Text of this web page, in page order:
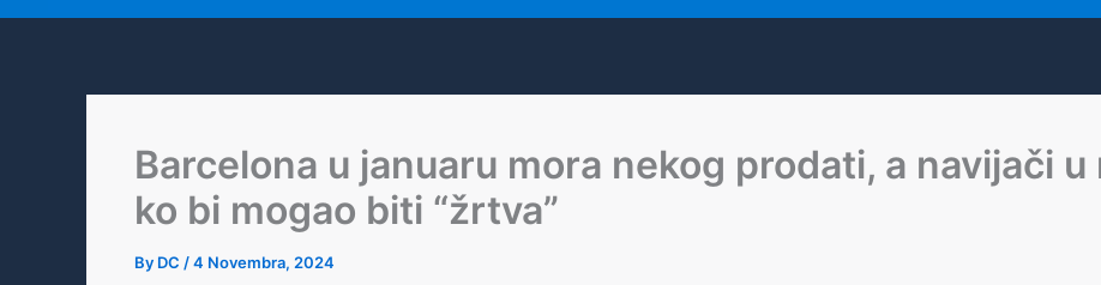
Barcelona u januaru mora nekog prodati, a navijači
ko bi mogao biti “žrtva”
By DC /4 Novembra, 2024